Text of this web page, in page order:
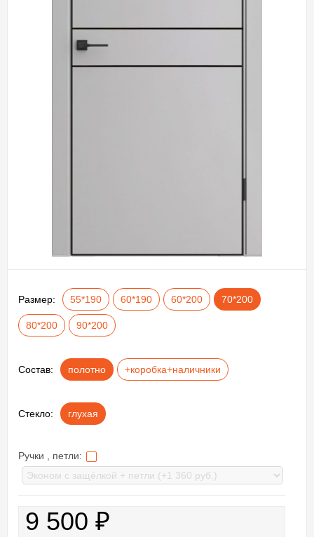
Размер: 55*190 60*190 60*200 70*200
80*200 90*200
Состав: полотно +коробка+наличники
Стекло: глухая
Ручки , петли:
9 500 ₽